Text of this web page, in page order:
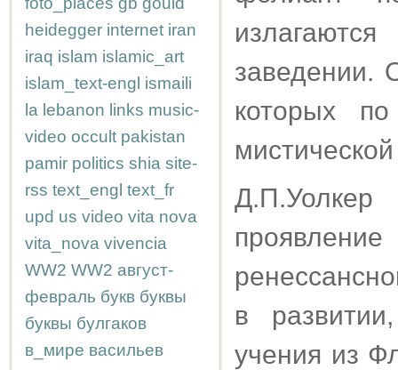
heidegger internet iran
iraq islam islamic_art
islam_text-engl ismaili
la lebanon links music-
video occult pakistan
pamir politics shia site-
rss text_engl text_fr
upd us video vita nova
vita_nova vivencia
WW2 WW2 август-
февраль букв буквы
буквы булгаков
в_мире васильев
заведении.
которых
Д.П.Уолкер
в
учения из